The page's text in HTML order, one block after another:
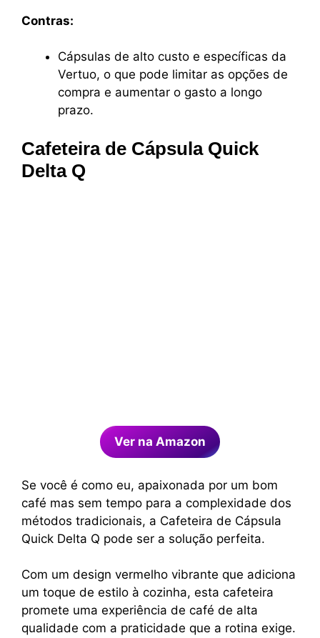
Contras:
Cápsulas de alto custo e específicas da
Vertuo, o que pode limitar as opções de
compra e aumentar o gasto a longo
prazo.
Cafeteira de Cápsula Quick
Delta Q
Ver na Amazon
Se você é como eu, apaixonada por um bom
café mas sem tempo para a complexidade dos
métodos tradicionais, a Cafeteira de Cápsula
Quick Delta Q pode ser a solução perfeita.
Com um design vermelho vibrante que adiciona
um toque de estilo à cozinha, esta cafeteira
promete uma experiência de café de alta
qualidade com a praticidade que a rotina exige.